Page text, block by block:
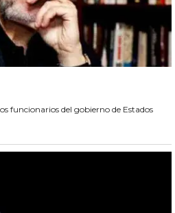
funcionarios del gobierno de Estados